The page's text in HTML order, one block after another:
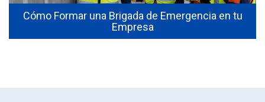
Cómo Formar una Brigada de Emergencia en tu
Empresa